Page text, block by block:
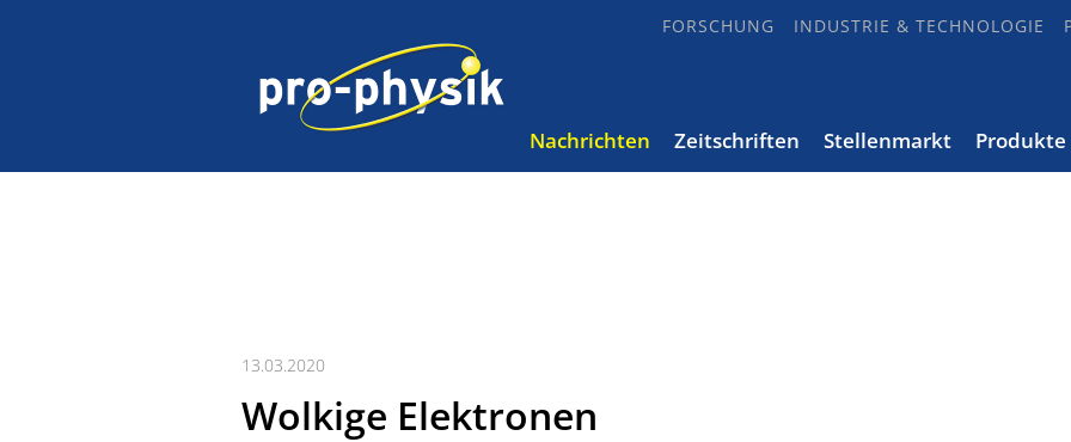
FORSCHUNG INDUSTRIE & TECHNOLOGIE
Nachrichten Zeitschriften Stellenmarkt Produkte
13.03.2020
Wolkige Elektronen